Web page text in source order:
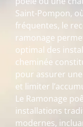
Saint-Pompon,
fréquentes, le
ramonage
optimal des
cheminée
pour assurer
et limiter
Le Ramonage
installations
modernes,